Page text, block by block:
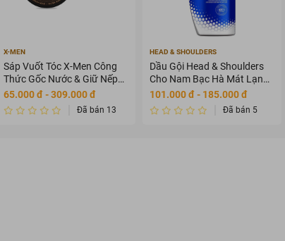
X-MEN
Sáp Vuốt Tóc X-Men Công
Thức Gốc Nước & Giữ Nếp
8H 70g
65.000 đ - 309.000 đ
Đã bán 13
HEAD & SHOULDERS
Dầu Gội Head & Shoulders
Cho Nam Bạc Hà Mát Lạnh
650ml
101.000 đ - 185.000 đ
Đã bán 5